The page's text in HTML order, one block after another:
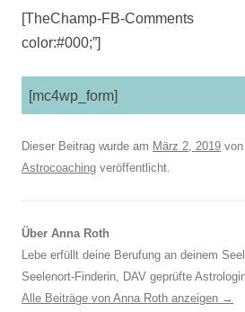
[TheChamp-FB-Comments
color:#000;”]
[mc4wp_form]
Dieser Beitrag wurde am März 2, 2019 von
Astrocoaching veröffentlicht.
Über Anna Roth
Lebe erfüllt deine Berufung an deinem
Seelenort-Finderin, DAV geprüfte
Alle Beiträge von Anna Roth anzeigen →